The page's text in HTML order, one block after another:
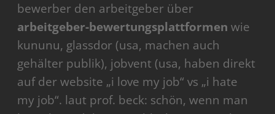
bewerber den arbeitgeber über
arbeitgeber-bewertungsplattformen wie
kununu, glassdor (usa, machen auch
gehälter publik), jobvent (usa, haben direkt
auf der website „i love my job“ vs „i hate
my job“. laut prof. beck: schön, wenn man